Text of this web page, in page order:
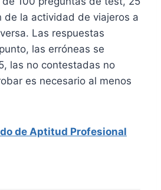
de la actividad de viajeros a
Las respuestas
las erróneas se
las no contestadas no
es necesario al menos
de Aptitud Profesional